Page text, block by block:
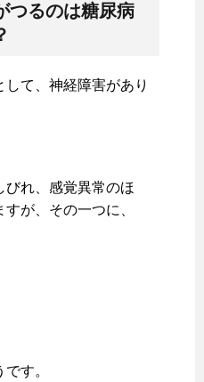
つるのは糖尿病
て、神経障害があり
びれ、感覚異常のほ
が、その一つに、
す。